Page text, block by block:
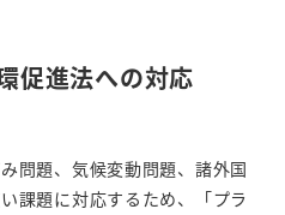
促進法への対応
問題、気候変動問題、諸外国
課題に対応するため、「プラ